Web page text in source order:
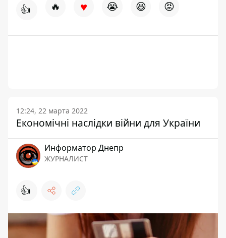
👍 🔥 ♥ 😭 😆 😡
12:24, 22 марта 2022
Економічні наслідки війни для України
Информатор Днепр
ЖУРНАЛИСТ
👍